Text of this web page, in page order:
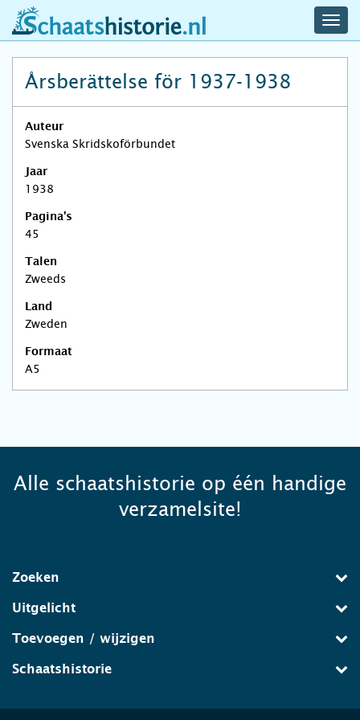
schaatshistorie.nl
Årsberättelse för 1937-1938
Auteur
Svenska Skridskoförbundet
Jaar
1938
Pagina's
45
Talen
Zweeds
Land
Zweden
Formaat
A5
Alle schaatshistorie op één handige
verzamelsite!
Zoeken
Uitgelicht
Toevoegen / wijzigen
Schaatshistorie